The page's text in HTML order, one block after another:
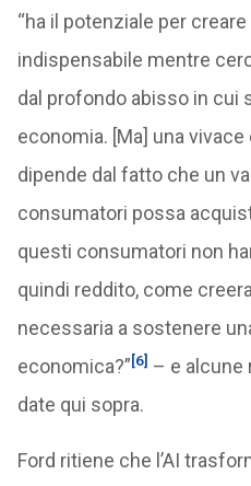
“ha il potenziale per
indispensabile mentre
dal profondo abisso in cui
economia. [Ma] una
dipende dal fatto che un
consumatori possa
questi consumatori non
quindi reddito, come
necessaria a sostenere
economica?”[6] – e alcune
date qui sopra.
Ford ritiene che l’AI